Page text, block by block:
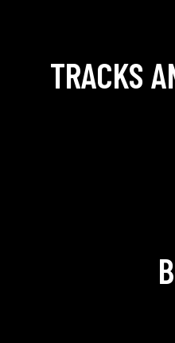
TRACKS